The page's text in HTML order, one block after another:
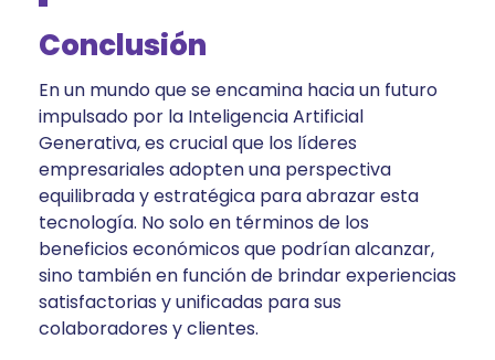
Conclusión
En un mundo que se encamina hacia un futuro
impulsado por la Inteligencia Artificial
Generativa, es crucial que los líderes
empresariales adopten una perspectiva
equilibrada y estratégica para abrazar esta
tecnología. No solo en términos de los
beneficios económicos que podrían alcanzar,
sino también en función de brindar experiencias
satisfactorias y unificadas para sus
colaboradores y clientes.